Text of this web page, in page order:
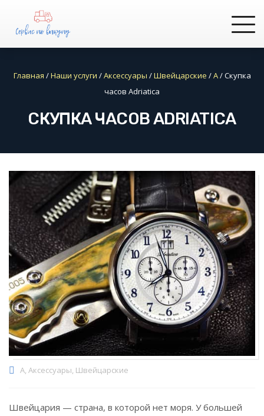
Главная /Наши услуги /Аксессуары /Швейцарские /A/Скупка
часов Adriatica
СКУПКА ЧАСОВ ADRIATICA
A Аксессуары Швейцарские
Швейцария — страна, в которой нет моря. У большей